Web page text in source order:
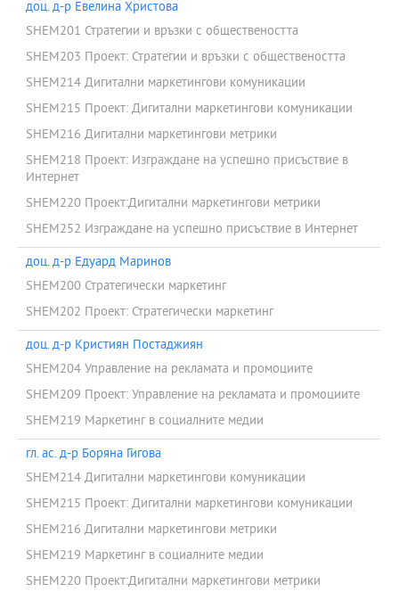
доц. д-р Евелина Христова
SHEM201 Стратегии и връзки с обществеността
SHEM203 Проект: Стратегии и връзки с обществеността
SHEM214 Дигитални маркетингови комуникации
SHEM215 Проект: Дигитални маркетингови комуникации
SHEM216 Дигитални маркетингови метрики
SHEM218 Проект: Изграждане на успешно присъствие в
Интернет
SHEM220 Проект:Дигитални маркетингови метрики
SHEM252 Изграждане на успешно присъствие в Интернет
доц. д-р Едуард Маринов
SHEM200 Стратегически маркетинг
SHEM202 Проект: Стратегически маркетинг
доц. д-р Кристиян Постаджиян
SHEM204 Управление на рекламата и промоциите
SHEM209 Проект: Управление на рекламата и промоциите
SHEM219 Маркетинг в социалните медии
гл. ас. д-р Боряна Гигова
SHEM214 Дигитални маркетингови комуникации
SHEM215 Проект: Дигитални маркетингови комуникации
SHEM216 Дигитални маркетингови метрики
SHEM219 Маркетинг в социалните медии
SHEM220 Проект:Дигитални маркетингови метрики